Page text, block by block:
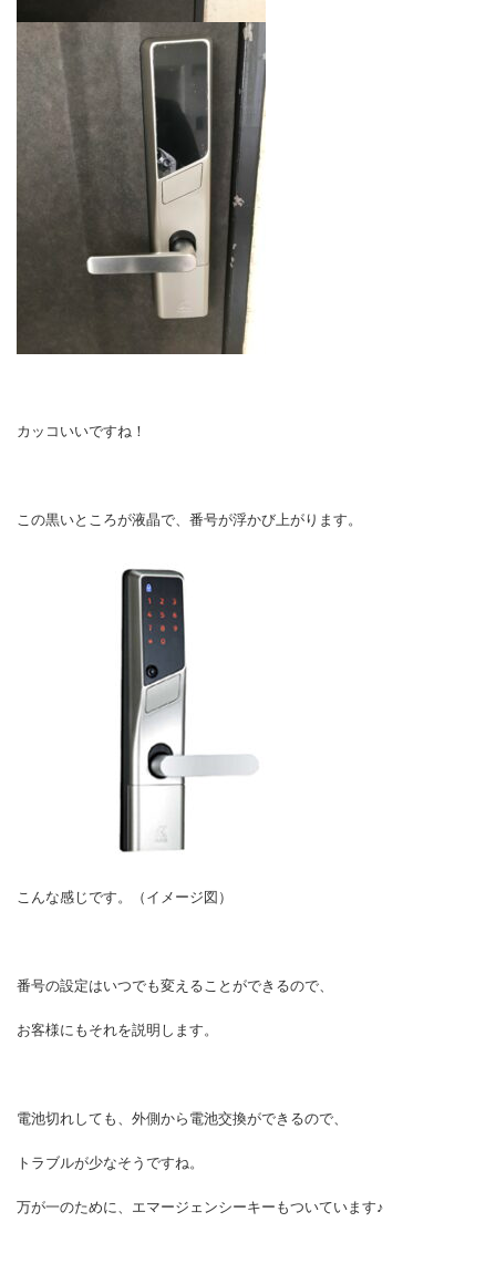
カッコいいですね！
この黒いところが液晶で、番号が浮かび上がります。
こんな感じです。（イメージ図）
番号の設定はいつでも変えることができるので、
お客様にもそれを説明します。
電池切れしても、外側から電池交換ができるので、
トラブルが少なそうですね。
万が一のために、エマージェンシーキーもついています♪